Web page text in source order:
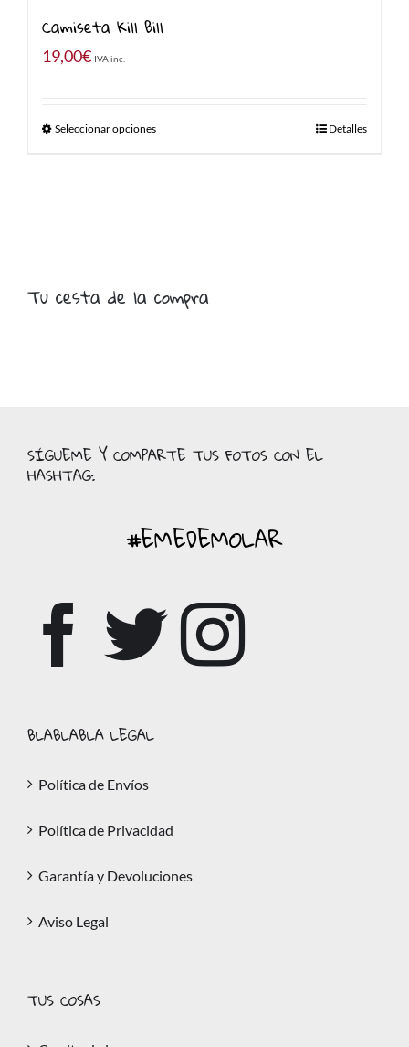
Camiseta Kill Bill
19,00€ IVA inc.
Seleccionar opciones Detalles
Tu cesta de la compra
SÍGUEME Y COMPARTE TUS FOTOS CON EL
HASHTAG:
#EMEDEMOLAR
BLABLABLA LEGAL
Política de Envíos
Política de Privacidad
Garantía y Devoluciones
Aviso Legal
TUS COSAS